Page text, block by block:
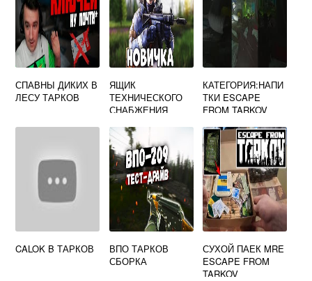
СПАВНЫ ДИКИХ В
ЛЕСУ ТАРКОВ
ЯЩИК
ТЕХНИЧЕСКОГО
СНАБЖЕНИЯ
TARKOV
КАТЕГОРИЯ:НАПИ
ТКИ ESCAPE
FROM TARKOV
CALOK B ТАРКОВ
ВПО ТАРКОВ
СБОРКА
СУХОЙ ПАЕК MRE
ESCAPE FROM
TARKOV